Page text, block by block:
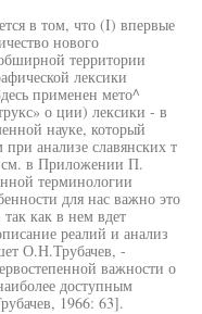
в том, что (I) впервые
нового
территории
лексики
применен мето^
о ции) лексики - в
науке, который
анализе славянских т
см. в Приложении П.
терминологии
для нас важно это
как в нем вдет
реалий и анализ
О.Н.Трубачев, -
важности о
доступным
1966: 63].